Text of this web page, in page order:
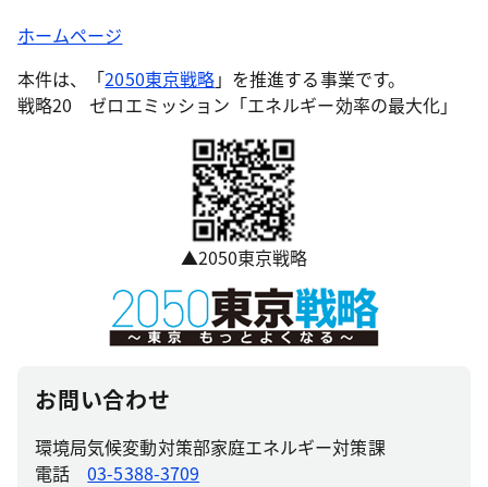
ホームページ
本件は、「2050東京戦略」を推進する事業です。
戦略20 ゼロエミッション「エネルギー効率の最大化」
▲2050東京戦略
お問い合わせ
環境局気候変動対策部家庭エネルギー対策課
電話03-5388-3709